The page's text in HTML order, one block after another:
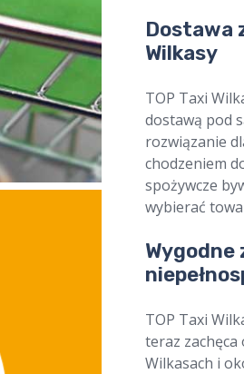
Dostawa
Wilkasy
TOP Taxi
dostawą pod
rozwiązanie
chodzeniem
spożywcze
wybierać
Wygodne
TOP Taxi
teraz zachęca
Wilkasach i